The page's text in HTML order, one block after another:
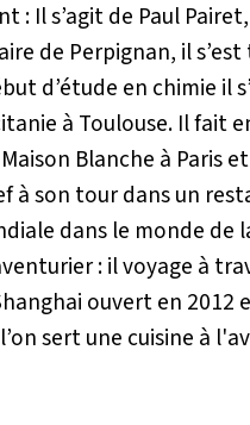
: Il s’agit de Paul
de Perpignan, il
d’étude en chimie il
à Toulouse. Il fait
Blanche à Paris
à son tour dans un
dans le monde
: il voyage à
ouvert en 2012
sert une cuisine à